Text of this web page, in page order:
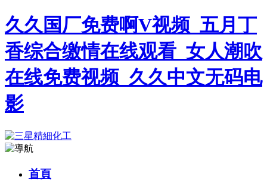
久久国厂免费啊V视频_五月丁
香综合缴情在线观看_女人潮吹
在线免费视频_久久中文无码电
影
首頁